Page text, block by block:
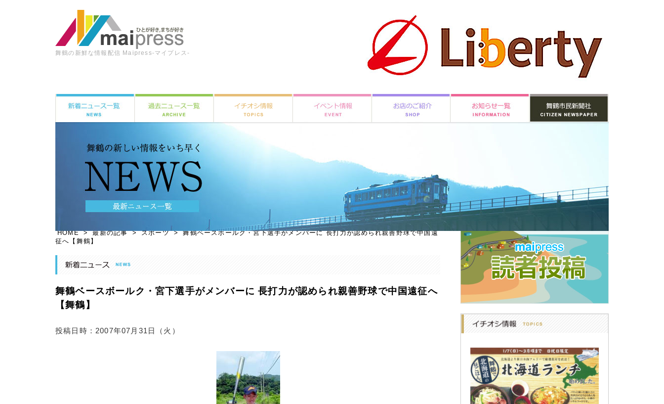
舞鶴の新鮮な情報配信 Maipress-マイプレス-
HOME > 最新の記事 > スポーツ > 舞鶴ベースボールク・宮下選手がメンバーに 長打力が認められ親善野球で中国遠
征へ【舞鶴】
舞鶴ベースボールク・宮下選手がメンバーに 長打力が認められ親善野球で中国遠征へ
【舞鶴】
投稿日時：2007年07月31日（火）